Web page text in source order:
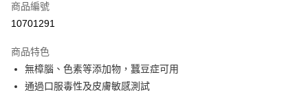
超商取貨付款
Apple Pay
街口支付
商品編號
10701291
商品特色
無樟腦、色素等添加物，蠶豆症可用
通過口服毒性及皮膚敏感測試